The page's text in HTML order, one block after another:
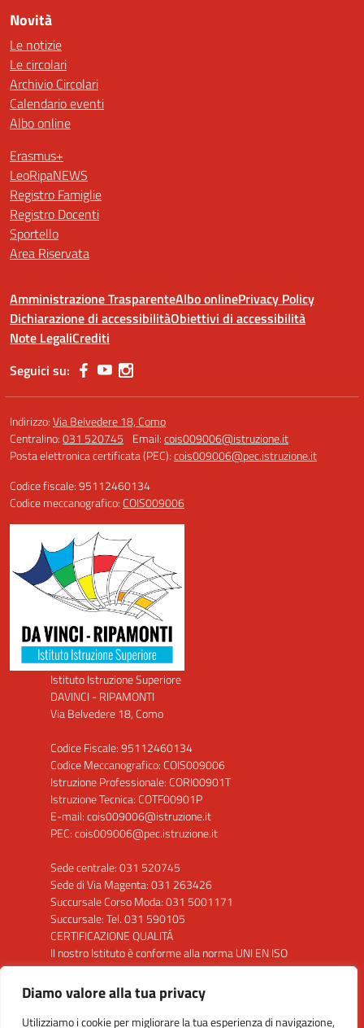
Diamo valore alla tua privacy
Utilizziamo i cookie per migliorare la tua esperienza di navigazione,
Novità
Le notizie
Le circolari
Archivio Circolari
Calendario eventi
Albo online
Erasmus+
LeoRipaNEWS
Registro Famiglie
Registro Docenti
Sportello
Area Riservata
Amministrazione TrasparenteAlbo onlinePrivacy Policy
Dichiarazione di accessibilitàObiettivi di accessibilità
Note LegaliCrediti
Seguici su:
Indirizzo:Via Belvedere 18, Como
Centralino:031 520745 Email:cois009006@istruzione.it
Posta elettronica certificata (PEC):cois009006@pec.istruzione.it
Codice fiscale: 95112460134
Codice meccanografico: COIS009006
Istituto Istruzione Superiore
DAVINCI - RIPAMONTI
Via Belvedere 18, Como
Codice Fiscale: 95112460134
Codice Meccanografico: COIS009006
Istruzione Professionale: CORI00901T
Istruzione Tecnica: COTF00901P
E-mail: cois009006@istruzione.it
PEC: cois009006@pec.istruzione.it
Sede centrale: 031 520745
Sede di Via Magenta: 031 263426
Succursale Corso Moda: 031 5001171
Succursale: Tel. 031 590105
CERTIFICAZIONE QUALITÁ
Il nostro Istituto è conforme alla norma UNI EN ISO
9001: 2015 per la seguente attività: "Progettazione
ed erogazione del servizio di istruzione secondaria di
secondo grado"